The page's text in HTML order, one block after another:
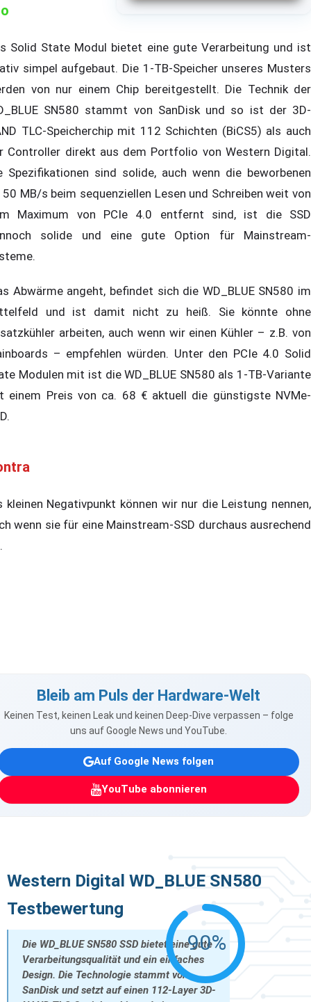
Solid State Modul bietet eine gute Verarbeitung und ist
simpel aufgebaut. Die 1-TB-Speicher unseres Musters
von nur einem Chip bereitgestellt. Die Technik der
SN580 stammt von SanDisk und so ist der 3D-
TLC-Speicherchip mit 112 Schichten (BiCS5) als auch
Controller direkt aus dem Portfolio von Western Digital.
Spezifikationen sind solide, auch wenn die beworbenen
MB/s beim sequenziellen Lesen und Schreiben weit von
Maximum von PCIe 4.0 entfernt sind, ist die SSD
solide und eine gute Option für Mainstream-
Abwärme angeht, befindet sich die WD_BLUE SN580 im
und ist damit nicht zu heiß. Sie könnte ohne
arbeiten, auch wenn wir einen Kühler – z.B. von
– empfehlen würden. Unter den PCIe 4.0 Solid
Modulen mit ist die WD_BLUE SN580 als 1-TB-Variante
einem Preis von ca. 68 € aktuell die günstigste NVMe-
kleinen Negativpunkt können wir nur die Leistung nennen,
wenn sie für eine Mainstream-SSD durchaus ausrechend
Bleib am Puls der Hardware-Welt
Keinen Test, keinen Leak und keinen Deep-Dive verpassen – folge
uns auf Google News und YouTube.
Auf Google News folgen
YouTube abonnieren
Western Digital WD_BLUE SN580
Testbewertung
Die WD_BLUE SN580 SSD bietet eine gute
Verarbeitungsqualität und ein einfaches
Design. Die Technologie stammt von
SanDisk und setzt auf einen 112-Layer 3D-
90%